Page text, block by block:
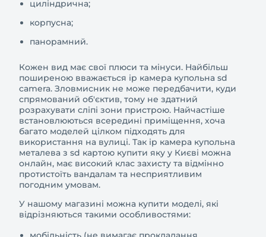
циліндрична;
корпусна;
панорамний.
Кожен вид має свої плюси та мінуси. Найбільш
поширеною вважається ip камера купольна sd
camera. Зловмисник не може передбачити, куди
спрямований об'єктив, тому не здатний
розрахувати сліпі зони пристрою. Найчастіше
встановлюються всередині приміщення, хоча
багато моделей цілком підходять для
використання на вулиці. Так ip камера купольна
металева з sd картою купити яку у Києві можна
онлайн, має високий клас захисту та відмінно
протистоїть вандалам та несприятливим
погодним умовам.
У нашому магазині можна купити моделі, які
відрізняються такими особливостями: